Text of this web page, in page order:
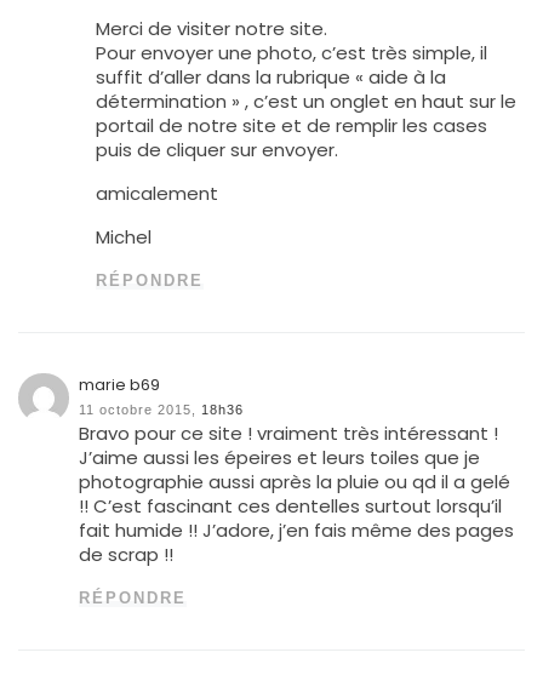
Merci de visiter notre site.
Pour envoyer une photo, c’est très simple, il
suffit d’aller dans la rubrique « aide à la
détermination » , c’est un onglet en haut sur le
portail de notre site et de remplir les cases
puis de cliquer sur envoyer.
amicalement
Michel
RÉPONDRE
marie b69
11 octobre 2015, 18h36
Bravo pour ce site ! vraiment très intéressant !
J’aime aussi les épeires et leurs toiles que je
photographie aussi après la pluie ou qd il a gelé
!! C’est fascinant ces dentelles surtout lorsqu’il
fait humide !! J’adore, j’en fais même des pages
de scrap !!
RÉPONDRE